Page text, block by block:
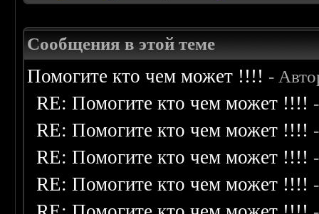
Сообщения в этой теме
Помогите кто чем может !!!! -
RE: Помогите кто чем может !!!!
RE: Помогите кто чем может !!!!
RE: Помогите кто чем может !!!!
RE: Помогите кто чем может !!!!